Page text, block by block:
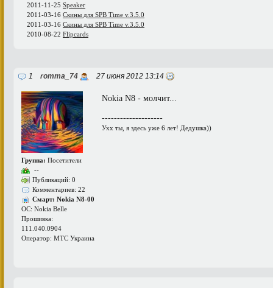
2011-11-25 Speaker
2011-03-16 Скины для SPB Time v.3.5.0
2011-03-16 Скины для SPB Time v.3.5.0
2010-08-22 Flipcards
1 romma_74 27 июня 2012 13:14
Группа: Посетители
--
Публикаций: 0
Комментариев: 22
Смарт: Nokia N8-00
ОС: Nokia Belle
Прошивка:
111.040.0904
Оператор: МТС Украина
Nokia N8 - молчит...
--------------------
Ухх ты, я здесь уже 6 лет! Дедушка))